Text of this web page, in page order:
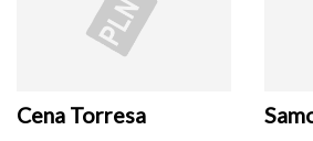
Cena Torresa